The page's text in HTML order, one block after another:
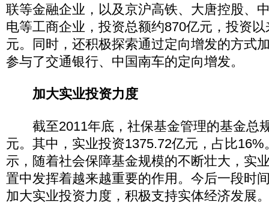
联等金融企业，以及京沪高铁、大唐控股、
电等工商企业，投资总额约870亿元，投资
元。同时，还积极探索通过定向增发的方式
参与了交通银行、中国南车的定向增发。
加大实业投资力度
截至2011年底，社保基金管理的基金总
元。其中，实业投资1375.72亿元，占比
示，随着社会保障基金规模的不断壮大，实
置中发挥着越来越重要的作用。今后一段时
加大实业投资力度，积极支持实体经济发展